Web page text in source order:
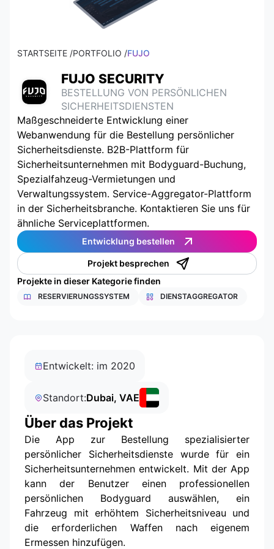
STARTSEITE /PORTFOLIO /FUJO
FUJO SECURITY
BESTELLUNG VON PERSÖNLICHEN
SICHERHEITSDIENSTEN
Maßgeschneiderte Entwicklung einer
Webanwendung für die Bestellung persönlicher
Sicherheitsdienste. B2B-Plattform für
Sicherheitsunternehmen mit Bodyguard-Buchung,
Spezialfahzeug-Vermietungen und
Verwaltungssystem. Service-Aggregator-Plattform
in der Sicherheitsbranche. Kontaktieren Sie uns für
ähnliche Serviceplattformen.
Entwicklung bestellen
Projekt besprechen
Projekte in dieser Kategorie finden
RESERVIERUNGSSYSTEM DIENSTAGGREGATOR
Entwickelt: im 2020
Standort:Dubai, VAE
Über das Projekt
Die App zur Bestellung spezialisierter
persönlicher Sicherheitsdienste wurde für ein
Sicherheitsunternehmen entwickelt. Mit der App
kann der Benutzer einen professionellen
persönlichen Bodyguard auswählen, ein
Fahrzeug mit erhöhtem Sicherheitsniveau und
die erforderlichen Waffen nach eigenem
Ermessen hinzufügen.